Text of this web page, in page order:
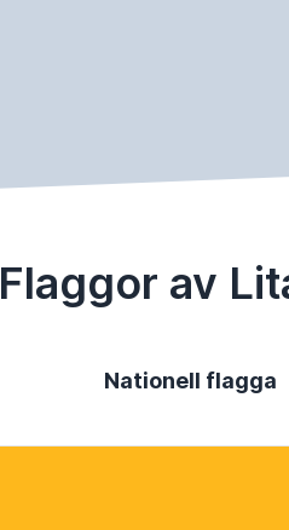
Flaggor av
Nationell flagga